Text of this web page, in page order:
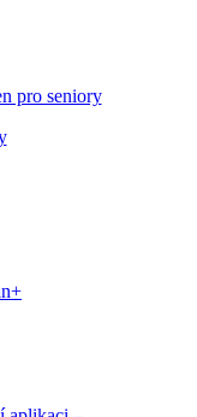
pro seniory